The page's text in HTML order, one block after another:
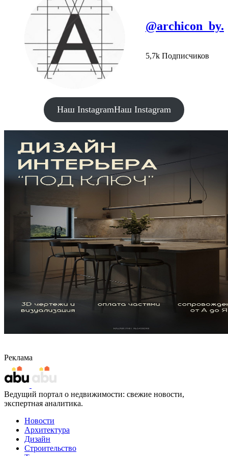
@archicon_by.
5,7k Подписчиков
Наш InstagramНаш Instagram
Реклама
Ведущий портал о недвижимости: свежие новости,
экспертная аналитика.
Новости
Архитектура
Дизайн
Строительство